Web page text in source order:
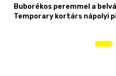
Buborékos peremmel a
Temporary kortárs nápolyi